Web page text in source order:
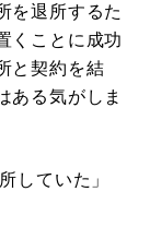
を退所するた
くことに成功
と契約を結
ある気がしま
していた」